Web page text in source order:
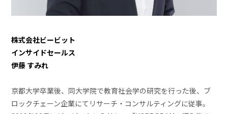
株式会社ビービット
インサイドセールス
伊藤 すみれ
京都大学卒業後、同大学院で教育社会学の研究を行った後、ブ
ロックチェーン企業にてリサーチ・コンサルティングに従事。